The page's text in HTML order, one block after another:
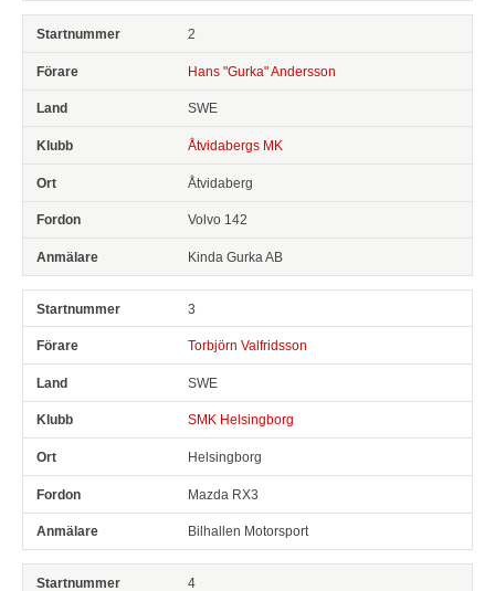
2
Hans "Gurka" Andersson
SWE
Åtvidabergs MK
Åtvidaberg
Volvo 142
Kinda Gurka AB
3
Torbjörn Valfridsson
SWE
SMK Helsingborg
Helsingborg
Mazda RX3
Bilhallen Motorsport
4